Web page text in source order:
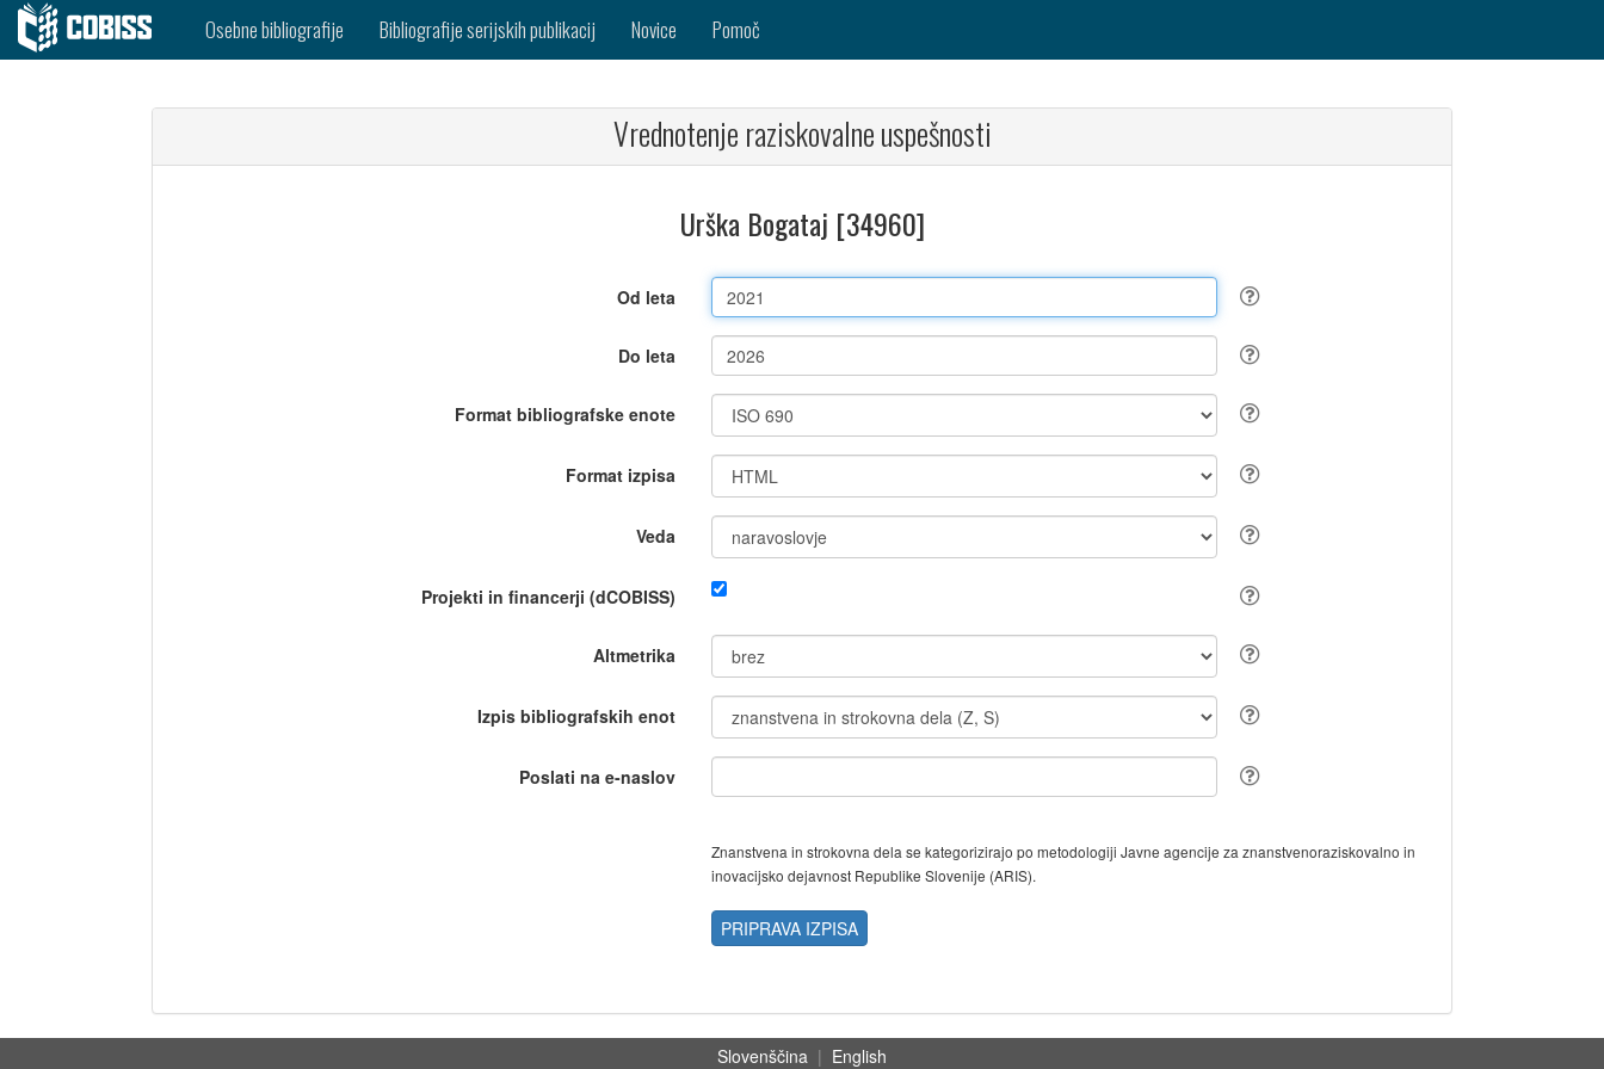
Osebne bibliografije Bibliografije serijskih publikacij Novice Pomoč
Vrednotenje raziskovalne uspešnosti
Urška Bogataj [34960]
Od leta
Do leta
Format bibliografske enote
Format izpisa
Veda
Projekti in financerji (dCOBISS)
Altmetrika
Izpis bibliografskih enot
Poslati na e-naslov
Znanstvena in strokovna dela se kategorizirajo po metodologiji Javne agencije za znanstvenoraziskovalno in
inovacijsko dejavnost Republike Slovenije (ARIS).
PRIPRAVA IZPISA
Slovenščina | English